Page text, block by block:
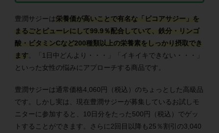
豊潤サジーは栄養価が高いことで有名な「ビコアサジー」を
まるごとピューレにして99.9％配合していて、鉄分・リンゴ
酸・ビタミンCなど200種類以上の栄養素をしっかり摂取でき
ます 。「1日中どんより・・・」「イキイキできない・・・」
といった女性の悩みにアプローチする商品です。
豊潤サジーは通常価格4,060円（税込）のちょっとした高級品
です。しかし実は、現在豊潤サジーが募集しているお試しモ
ニターに参加すると、10日分をたった500円（税込）でゲッ
トすることができます。さらに2回目以降も25％割引の3,040